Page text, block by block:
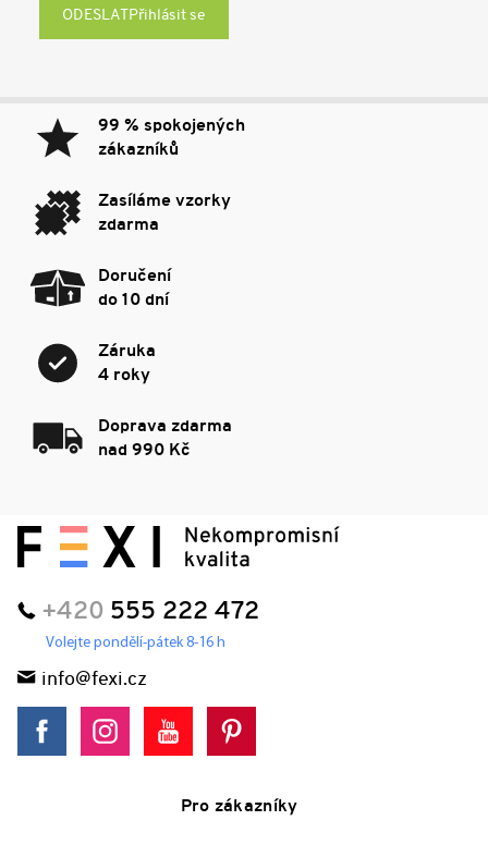
Přihlásit se
99 % spokojených
zákazníků
Zasíláme vzorky
zdarma
Doručení
do 10 dní
Záruka
4 roky
Doprava zdarma
nad 990 Kč
+420 555 222 472
Volejte pondělí-pátek 8-16 h
info@fexi.cz
Pro zákazníky